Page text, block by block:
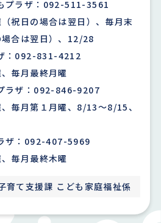
プラザ：092-511-3561
祝日の場合は翌日）、毎月末
合は翌日）、12/28
：092-831-4212
毎月最終月曜
ラザ：092-846-9207
毎月第１月曜、8/13～8/15、
ザ：092-407-5969
毎月最終木曜
育て支援課 こども家庭福祉係